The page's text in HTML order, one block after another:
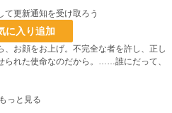
て更新通知を受け取ろう
に入り追加
、お顔をお上げ。不完全な者を許し、正し
られた使命なのだから。……誰にだって、
接室に響いた瞬間、私の視界は白く冷たく